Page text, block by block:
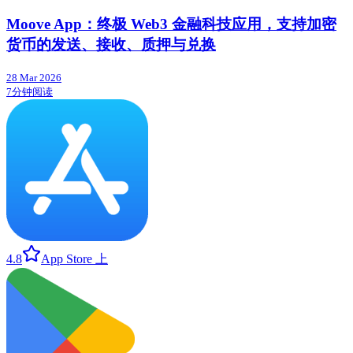
Moove App：终极 Web3 金融科技应用，支持加密
货币的发送、接收、质押与兑换
28 Mar 2026
7分钟阅读
4.8 App Store 上